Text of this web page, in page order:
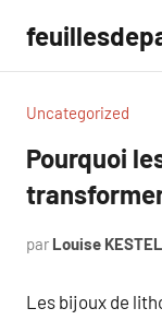
contenu
Uncategorized
Pourquoi
par Louise KESTEL
Les bijoux de